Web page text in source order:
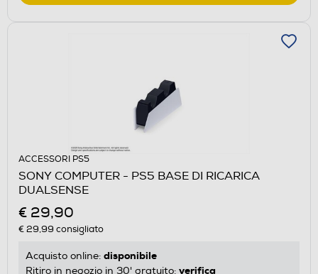
ACCESSORI PS5
SONY COMPUTER - PS5 BASE DI RICARICA
DUALSENSE
€ 29,90
€ 29,99 consigliato
Acquisto online: disponibile
Ritiro in negozio in 30' gratuito: verifica